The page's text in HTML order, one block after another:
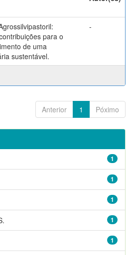
para o
de uma
sustentável.
-
Anterior 1 Póximo
1
1
1
1
1